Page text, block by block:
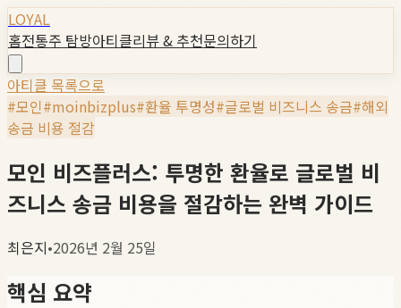
LOYAL
홈전통주 탐방아티클리뷰 & 추천문의하기
아티클 목록으로
#모인#moinbizplus#환율 투명성#글로벌 비즈니스 송금#해외
송금 비용 절감
모인 비즈플러스: 투명한 환율로 글로벌 비
즈니스 송금 비용을 절감하는 완벽 가이드
최은지•2026년 2월 25일
핵심 요약